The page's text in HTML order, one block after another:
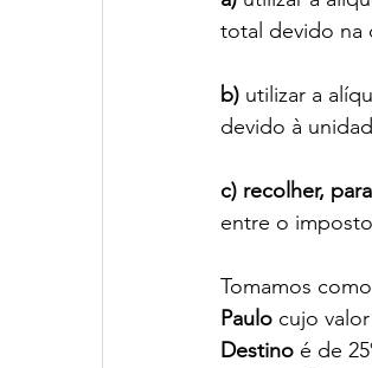
total devido na
b) utilizar a
devido à
c) recolher,
entre o
Tomamos
Paulo cujo
Destino é de